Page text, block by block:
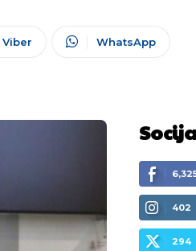
Viber WhatsApp
402
294